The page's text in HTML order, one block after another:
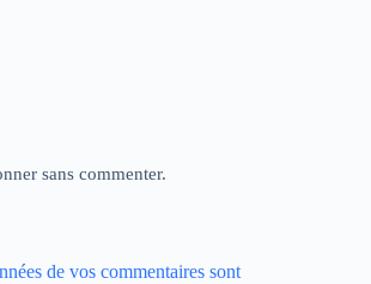
sans commenter.
de vos commentaires sont